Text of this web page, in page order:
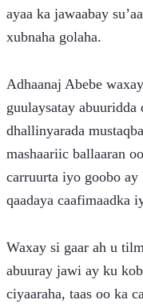
ayaa ka jawaabay
xubnaha golaha.
Adhaanaj Abebe
guulaysatay abuuridda
dhallinyarada
mashaariic ballaaran
carruurta iyo goobo
qaadaya caafimaadka
Waxay si gaar ah u
abuuray jawi ay ku
ciyaaraha, taas oo ka